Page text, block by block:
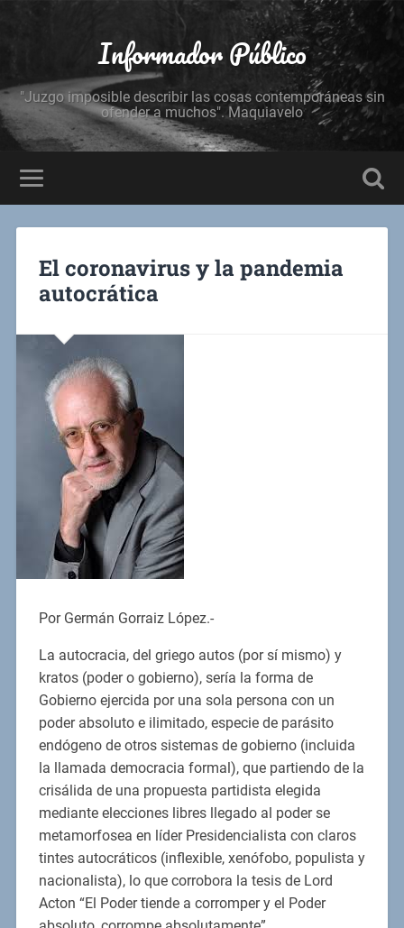
Informador Público
"Juzgo imposible describir las cosas contemporáneas sin
ofender a muchos". Maquiavelo
El coronavirus y la pandemia
autocrática
Por Germán Gorraiz López.-
La autocracia, del griego autos (por sí mismo) y
kratos (poder o gobierno), sería la forma de
Gobierno ejercida por una sola persona con un
poder absoluto e ilimitado, especie de parásito
endógeno de otros sistemas de gobierno (incluida
la llamada democracia formal), que partiendo de la
crisálida de una propuesta partidista elegida
mediante elecciones libres llegado al poder se
metamorfosea en líder Presidencialista con claros
tintes autocráticos (inflexible, xenófobo, populista y
nacionalista), lo que corrobora la tesis de Lord
Acton “El Poder tiende a corromper y el Poder